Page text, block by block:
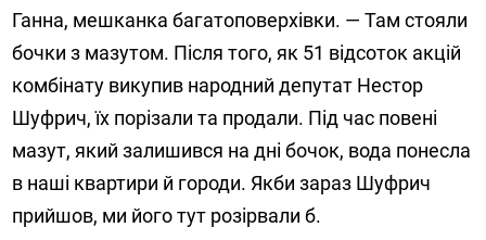
Ганна, мешканка багатоповерхівки. — Там стояли
бочки з мазутом. Після того, як 51 відсоток акцій
комбінату викупив народний депутат Нестор
Шуфрич, їх порізали та продали. Під час повені
мазут, який залишився на дні бочок, вода понесла
в наші квартири й городи. Якби зараз Шуфрич
прийшов, ми його тут розірвали б.